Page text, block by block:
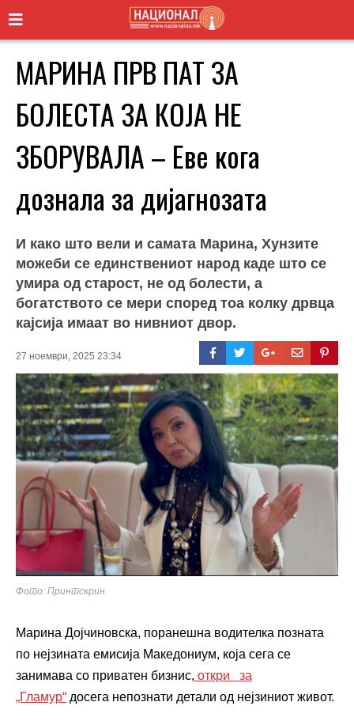
МАРИНА ПРВ ПАТ ЗА
БОЛЕСТА ЗА КОЈА НЕ
ЗБОРУВАЛА – Еве кога
дознала за дијагнозата
И како што вели и самата Марина, Хунзите
можеби се единствениот народ каде што се
умира од старост, не од болести, а
богатството се мери според тоа колку дрвца
кајсија имаат во нивниот двор.
27 ноември, 2025 23:34
Фото: Принтскрин
Марина Дојчиновска, поранешна водителка позната
по нејзината емисија Македониум, која сега се
занимава со приватен бизнис, откри за
„Гламур“ досега непознати детали од нејзиниот живот.